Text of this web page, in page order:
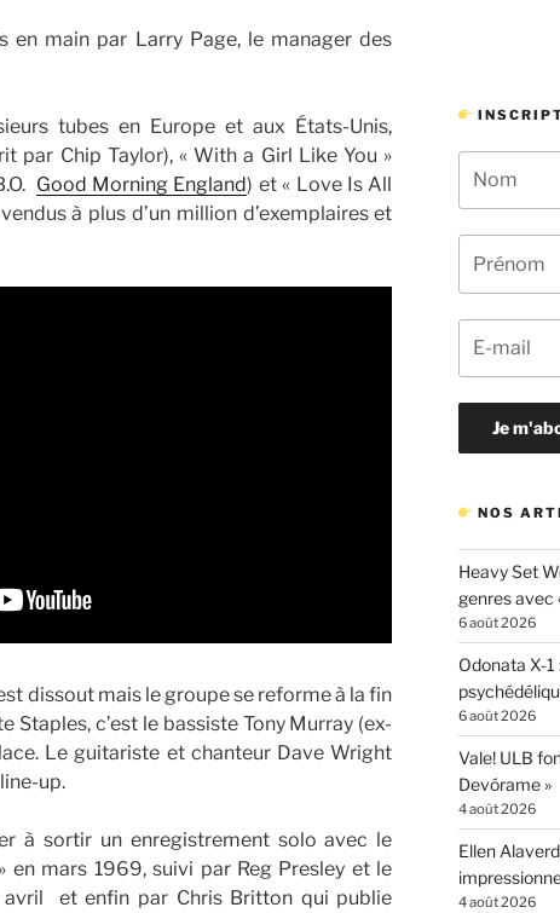
en main par Larry Page, le manager des
tubes en Europe et aux États-Unis,
par Chip Taylor), « With a Girl Like You »
Good Morning England) et « Love Is All
à plus d’un million d’exemplaires et
dissout mais le groupe se reforme à la fin
Staples, c’est le bassiste Tony Murray (ex-
Le guitariste et chanteur Dave Wright
up.
à sortir un enregistrement solo avec le
en mars 1969, suivi par Reg Presley et le
avril et enfin par Chris Britton qui publie
NOS
Heavy Set
genres avec
6 août 2026
Odonata X-
6 août 2026
Vale! ULB
Devórame »
4 août 2026
Ellen
4 août 2026